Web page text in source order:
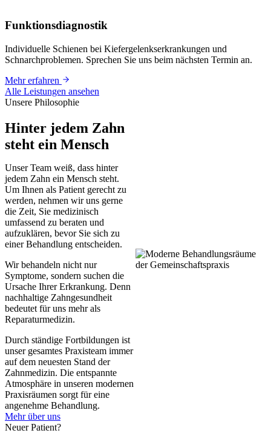
Funktionsdiagnostik
Individuelle Schienen bei Kiefergelenkserkrankungen und
Schnarchproblemen. Sprechen Sie uns beim nächsten Termin an.
Mehr erfahren
Alle Leistungen ansehen
Unsere Philosophie
Hinter jedem Zahn
steht ein Mensch
Unser Team weiß, dass hinter
jedem Zahn ein Mensch steht.
Um Ihnen als Patient gerecht zu
werden, nehmen wir uns gerne
die Zeit, Sie medizinisch
umfassend zu beraten und
aufzuklären, bevor Sie sich zu
einer Behandlung entscheiden.
Wir behandeln nicht nur
Symptome, sondern suchen die
Ursache Ihrer Erkrankung. Denn
nachhaltige Zahngesundheit
bedeutet für uns mehr als
Reparaturmedizin.
Durch ständige Fortbildungen ist
unser gesamtes Praxisteam immer
auf dem neuesten Stand der
Zahnmedizin. Die entspannte
Atmosphäre in unseren modernen
Praxisräumen sorgt für eine
angenehme Behandlung.
Mehr über uns
Neuer Patient?